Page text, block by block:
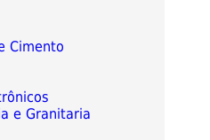
Cimento
e Granitaria